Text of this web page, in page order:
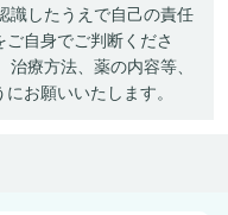
識したうえで自己の責任
自身でご判断くださ
療方法、薬の内容等、
お願いいたします。